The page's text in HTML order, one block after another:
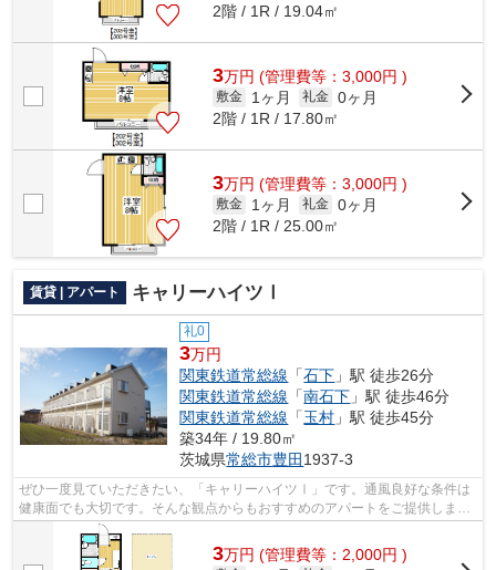
2階 / 1R / 19.04㎡
3万円 (管理費等：3,000円 )
敷金 1ヶ月 礼金 0ヶ月
2階 / 1R / 17.80㎡
3万円 (管理費等：3,000円 )
敷金 1ヶ月 礼金 0ヶ月
2階 / 1R / 25.00㎡
賃貸 | アパート キャリーハイツⅠ
礼0
3万円
関東鉄道常総線 「石下 」駅 徒歩26分
関東鉄道常総線 「南石下 」駅 徒歩46分
関東鉄道常総線 「玉村 」駅 徒歩45分
築34年 / 19.80㎡
茨城県常総市豊田 1937-3
ぜひ一度見ていただきたい、「キャリーハイツⅠ」です。通風良好な条件は
健康面でも大切です。そんな観点からもおすすめのアパートをご提供しま
す。こちらの物件はアパートです。敷地内...
3万円 (管理費等：2,000円 )